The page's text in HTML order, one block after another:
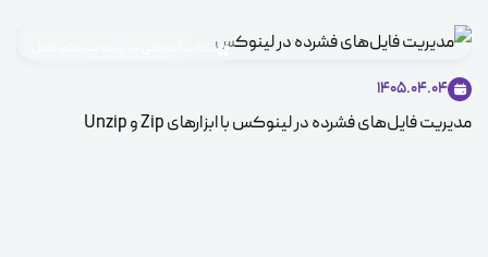
مطالب آموزشی در زمینه سیستم عامل
1405.04.04
مدیریت فایل‌های فشرده در لینوکس با ابزارهای Zip و Unzip